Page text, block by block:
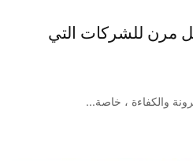
مرن للشركات التي
والكفاءة ، خاصة...